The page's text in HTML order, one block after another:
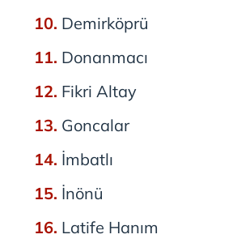
Demirköprü
Donanmacı
Fikri Altay
Goncalar
İmbatlı
İnönü
Latife Hanım